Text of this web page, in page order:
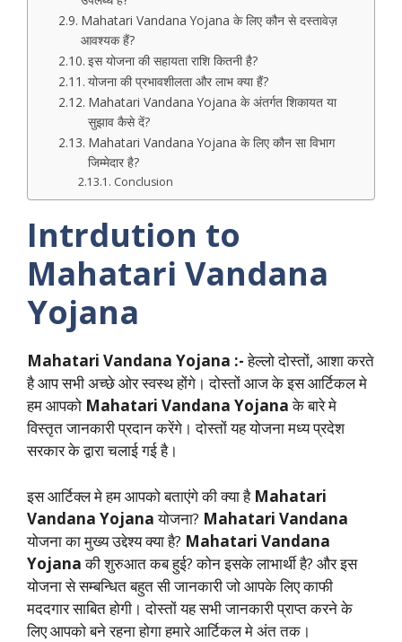
Mahatari Vandana Yojana के लिए कौन से दस्तावेज़
आवश्यक हैं?
इस योजना की सहायता राशि कितनी है?
योजना की प्रभावशीलता और लाभ क्या हैं?
Mahatari Vandana Yojana के अंतर्गत शिकायत या
सुझाव कैसे दें?
Mahatari Vandana Yojana के लिए कौन सा विभाग
जिम्मेदार है?
Conclusion
Intrdution to
Mahatari Vandana
Yojana
Mahatari Vandana Yojana :-हेल्लो दोस्तों, आशा करते
है आप सभी अच्छे ओर स्वस्थ होंगे। दोस्तों आज के इस आर्टिकल मे
हम आपको Mahatari Vandana Yojanaके बारे मे
विस्तृत जानकारी प्रदान करेंगे। दोस्तों यह योजना मध्य प्रदेश
सरकार के द्वारा चलाई गई है।
इस आर्टिक्ल मे हम आपको बताएंगे की क्या है Mahatari
Vandana Yojanaयोजना? Mahatari Vandana
योजना का मुख्य उद्देश्य क्या है? Mahatari Vandana
Yojanaकी शुरुआत कब हुई? कोन इसके लाभार्थी है? और इस
योजना से सम्बन्धित बहुत सी जानकारी जो आपके लिए काफी
मददगार साबित होगी। दोस्तों यह सभी जानकारी प्राप्त करने के
लिए आपको बने रहना होगा हमारे आर्टिकल मे अंत तक।